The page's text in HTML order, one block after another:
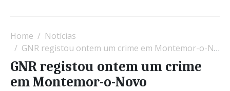
Home
Notícias
GNR registou ontem um crime em Montemor-o-Novo
GNR registou ontem um crime
em Montemor-o-Novo